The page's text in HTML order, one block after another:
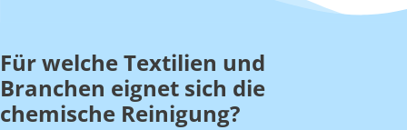
Für welche Textilien und
Branchen eignet sich die
chemische Reinigung?